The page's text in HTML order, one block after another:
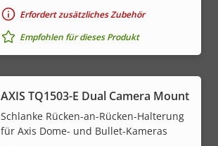
Erfordert zusätzliches Zubehör
Empfohlen für dieses Produkt
AXIS TQ1503-E Dual Camera Mount
Schlanke Rücken-an-Rücken-Halterung
für Axis Dome- und Bullet-Kameras